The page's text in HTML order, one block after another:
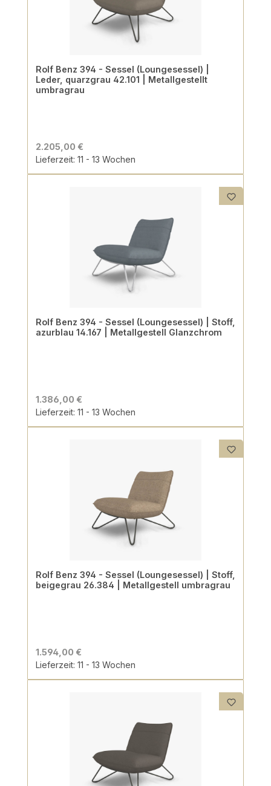
Rolf Benz 394 - Sessel (Loungesessel) |
Leder, quarzgrau 42.101 | Metallgestellt
umbragrau
2.205,00 €
Lieferzeit: 11 - 13 Wochen
Rolf Benz 394 - Sessel (Loungesessel) | Stoff,
azurblau 14.167 | Metallgestell Glanzchrom
1.386,00 €
Lieferzeit: 11 - 13 Wochen
Rolf Benz 394 - Sessel (Loungesessel) | Stoff,
beigegrau 26.384 | Metallgestell umbragrau
1.594,00 €
Lieferzeit: 11 - 13 Wochen